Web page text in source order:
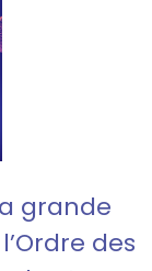
grande
des